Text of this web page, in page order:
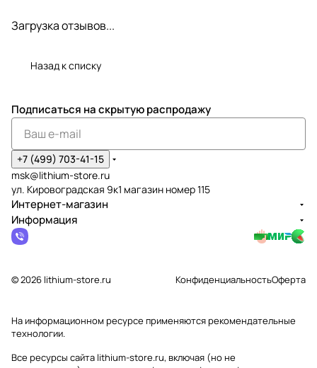
Загрузка отзывов...
Назад к списку
Подписаться на скрытую распродажу
+7 (499) 703-41-15
msk@lithium-store.ru
ул. Кировоградская 9к1 магазин номер 115
Интернет-магазин
Информация
© 2026 lithium-store.ru КонфиденциальностьОферта
На информационном ресурсе применяютсярекомендательные
технологии.
Все ресурсы сайта lithium-store.ru, включая (но не